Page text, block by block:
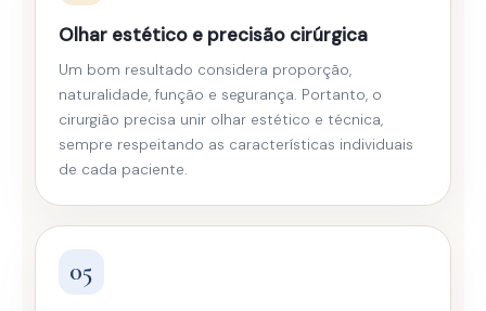
Olhar estético e precisão cirúrgica
Um bom resultado considera proporção,
naturalidade, função e segurança. Portanto, o
cirurgião precisa unir olhar estético e técnica,
sempre respeitando as características individuais
de cada paciente.
05